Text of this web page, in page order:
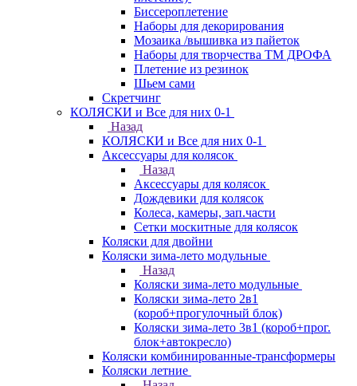
Биссероплетение
Наборы для декорирования
Мозаика /вышивка из пайеток
Наборы для творчества ТМ ДРОФА
Плетение из резинок
Шьем сами
Скретчинг
КОЛЯСКИ и Все для них 0-1
Назад
КОЛЯСКИ и Все для них 0-1
Аксессуары для колясок
Назад
Аксессуары для колясок
Дождевики для колясок
Колеса, камеры, зап.части
Сетки москитные для колясок
Коляски для двойни
Коляски зима-лето модульные
Назад
Коляски зима-лето модульные
Коляски зима-лето 2в1
(короб+прогулочный блок)
Коляски зима-лето 3в1 (короб+прог.
блок+автокресло)
Коляски комбинированные-трансформеры
Коляски летние